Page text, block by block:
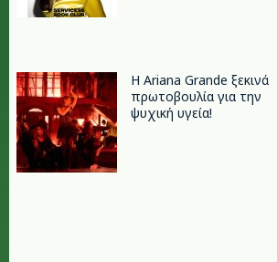
Η Ariana Grande ξεκινά
πρωτοβουλία για την
ψυχική υγεία!